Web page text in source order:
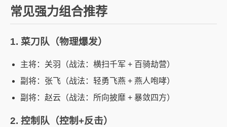
常见强力组合推荐
1. 菜刀队（物理爆发）
主将：关羽（战法：横扫千军 + 百骑劫营）
副将：张飞（战法：轻勇飞燕 + 燕人咆哮）
副将：赵云（战法：所向披靡 + 暴敛四方）
2. 控制队（控制+反击）